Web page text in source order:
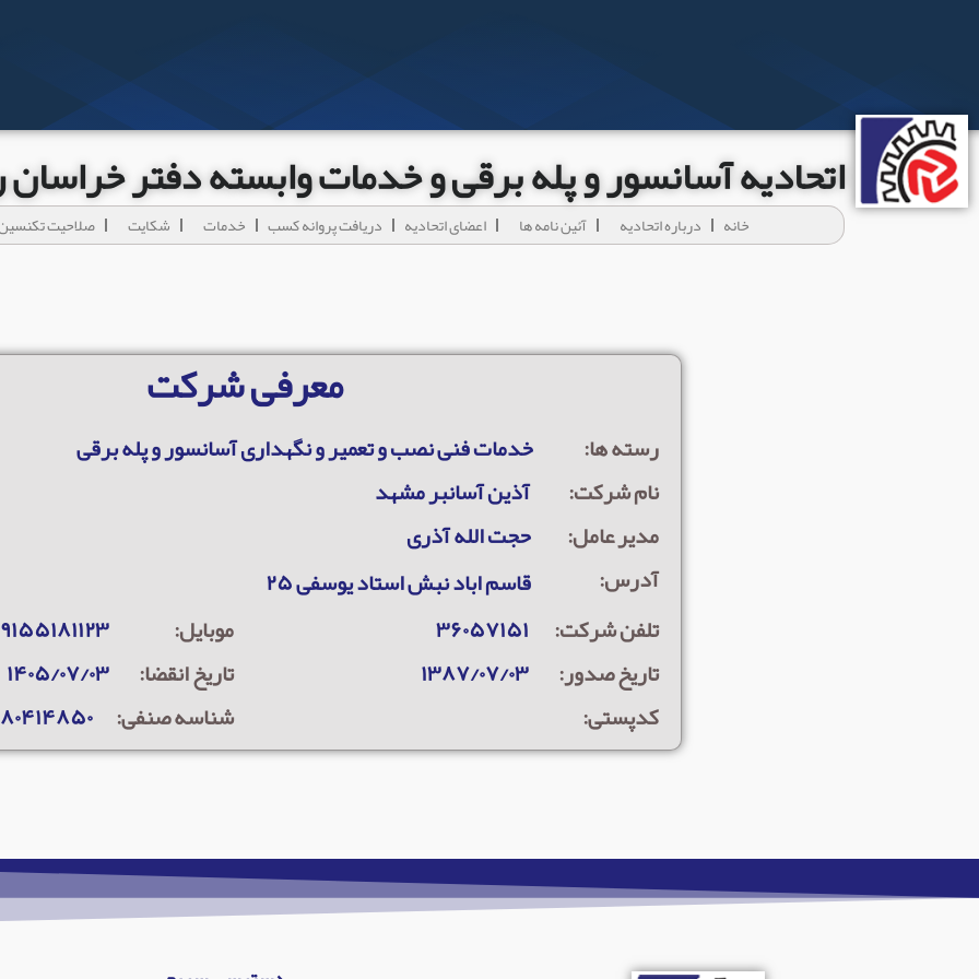
اتحادیه آسانسور و پله برقی و خدمات وابسته دفتر
خانه درباره اتحادیه آئين نامه ها اعضای اتحادیه دریافت پروانه کسب خدمات شکایت صلاحیت
معرفی شرکت
رسته ها:
خدمات فنی نصب و تعمیر و نگهداری آسانسور و پله برقی
نام شرکت:
آذین آسانبر مشهد
مدیر عامل:
حجت الله آذری
آدرس:
قاسم اباد نبش استاد یوسفی ۲۵
تلفن شرکت:
۳۶۰۵۷۱۵۱ موبایل:
۹۱۵۵۱۸۱۱۲۳
تاریخ صدور:
۱۳۸۷/۰۷/۰۳ تاریخ انقضا:
۱۴۰۵/۰۷/۰۳
کدپستی:
شناسه صنفی: